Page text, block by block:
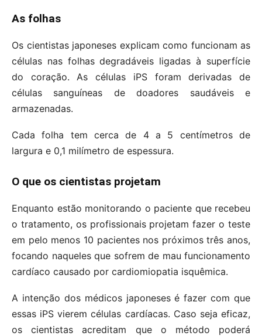
As folhas
Os cientistas japoneses explicam como funcionam as
células nas folhas degradáveis ligadas à superfície
do coração. As células iPS foram derivadas de
células sanguíneas de doadores saudáveis e
armazenadas.
Cada folha tem cerca de 4 a 5 centímetros de
largura e 0,1 milímetro de espessura.
O que os cientistas projetam
Enquanto estão monitorando o paciente que recebeu
o tratamento, os profissionais projetam fazer o teste
em pelo menos 10 pacientes nos próximos três anos,
focando naqueles que sofrem de mau funcionamento
cardíaco causado por cardiomiopatia isquêmica.
A intenção dos médicos japoneses é fazer com que
essas iPS vierem células cardíacas. Caso seja eficaz,
os cientistas acreditam que o método poderá